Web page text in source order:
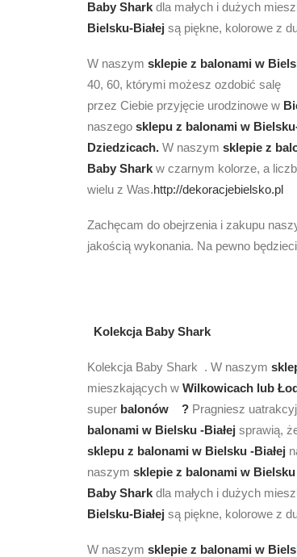
Baby Shark dla małych i dużych
Bielsku-Białej są piękne, kolorowe z
W naszym sklepie z balonami w
40, 60, którymi możesz ozdobić salę
przez Ciebie przyjęcie urodzinowe w
naszego sklepu z balonami w
Dziedzicach. W naszym sklepie z
Baby Shark w czarnym kolorze, a
wielu z Was.http://dekoracjebielsko.pl
Zachęcam do obejrzenia i zakupu
jakością wykonania. Na pewno
Kolekcja Baby Shark
Kolekcja Baby Shark . W naszym
mieszkających w Wilkowicach lub
super balonów ? Pragniesz
balonami w Bielsku -Białej sprawią,
sklepu z balonami w Bielsku -Białej
naszym sklepie z balonami w Bielsku
Baby Shark dla małych i dużych
Bielsku-Białej są piękne, kolorowe z
W naszym sklepie z balonami w